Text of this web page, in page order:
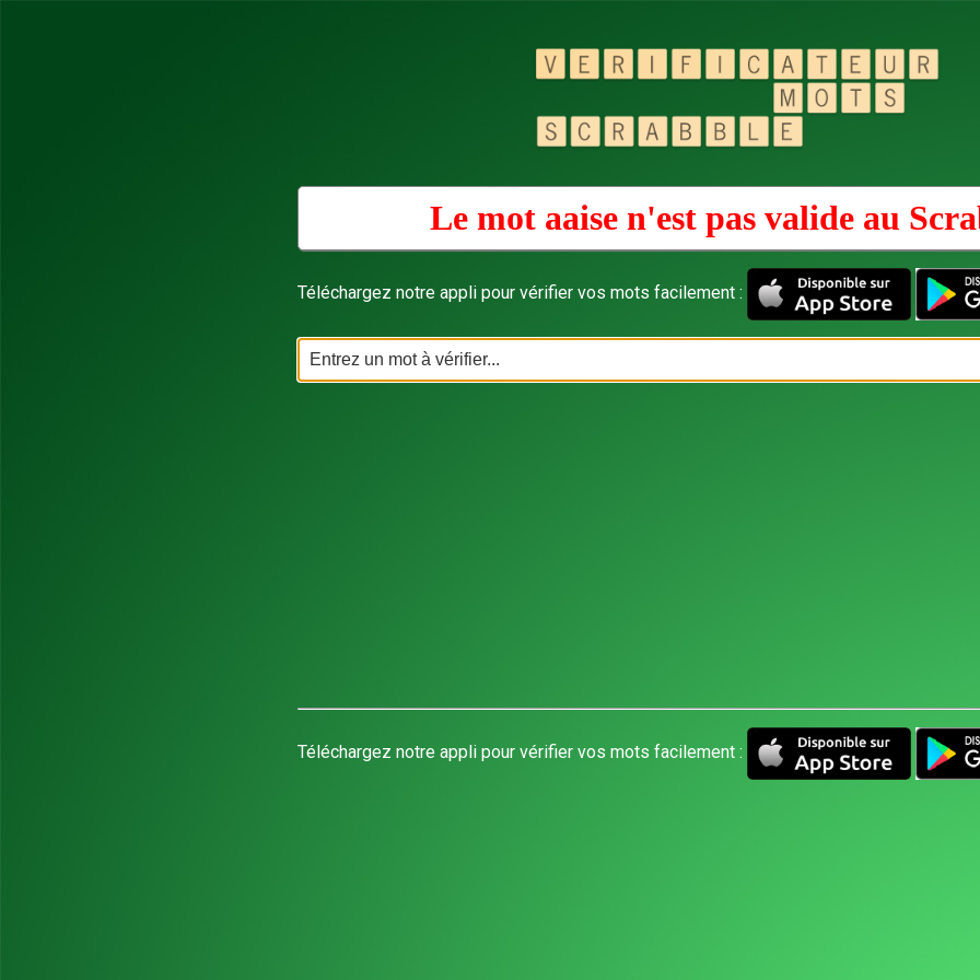
Le mot aaise n'est pas valide au
Téléchargez notre appli pour vérifier vos mots facilement :
Téléchargez notre appli pour vérifier vos mots facilement :